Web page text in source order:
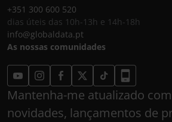
+351 300 600 520
dias úteis das 10h-13h e 14h-18h
info@globaldata.pt
As nossas comunidades
Mantenha-me atualizado
novidades, lançamentos de